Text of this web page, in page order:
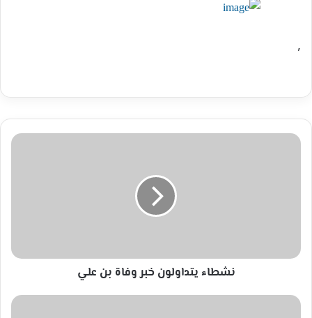
٫
نشطاء
نشطاء يتداولون خبر وفاة بن علي
القراءة